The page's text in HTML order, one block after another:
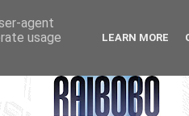
agent
usage
LEARN MORE